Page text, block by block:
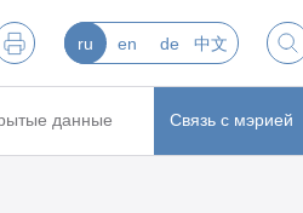
ru en de 中文
данные Связь с мэрией